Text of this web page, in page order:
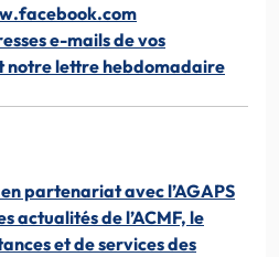
e-mails de vos
notre lettre hebdomadaire
partenariat avec l’AGAPS
actualités de l’ACMF, le
et de services des